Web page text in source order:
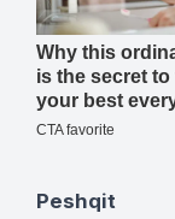
Peshqit